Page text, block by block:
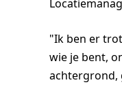
"Ik ben er
wie je bent,
achtergrond,